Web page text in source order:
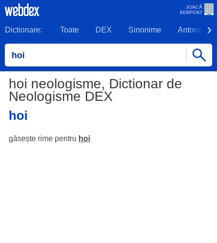
Dictionare: Toate DEX Sinonime Antonime
hoi neologisme, Dictionar de
Neologisme DEX
hoi
găsește rime pentru hoi